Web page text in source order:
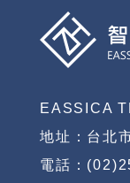
EASSICA
地址：台北
電話：